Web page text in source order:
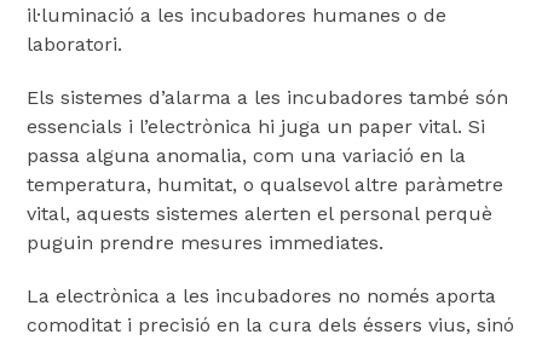
il·luminació a les incubadores humanes o de
laboratori.
Els sistemes d’alarma a les incubadores també són
essencials i l’electrònica hi juga un paper vital. Si
passa alguna anomalia, com una variació en la
temperatura, humitat, o qualsevol altre paràmetre
vital, aquests sistemes alerten el personal perquè
puguin prendre mesures immediates.
La electrònica a les incubadores no només aporta
comoditat i precisió en la cura dels éssers vius, sinó